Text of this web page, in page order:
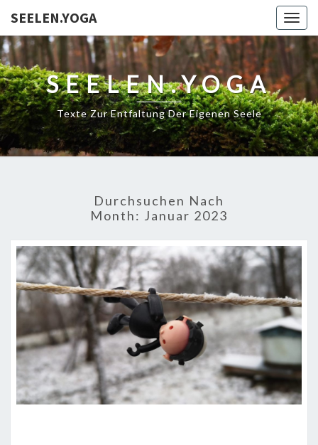
SEELEN.YOGA
SEELEN.YOGA
Texte Zur Entfaltung Der Eigenen Seele
Durchsuchen Nach
Month: Januar 2023